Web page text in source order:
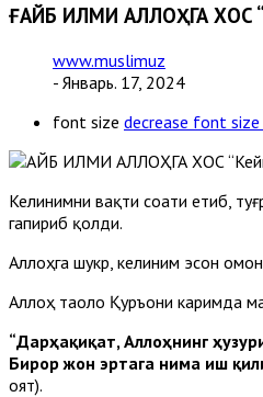
ҒАЙБ ИЛМИ АЛЛОҲГА ХОС
www.muslimuz
- Январь. 17, 2024
font size decrease font size
Келинимни вақти соати етиб,
гапириб қолди.
Аллоҳга шукр, келиним эсон
Аллоҳ таоло Қуръони каримда
“Дарҳақиқат, Аллоҳнинг
Бирор жон эртага нима иш
оят).